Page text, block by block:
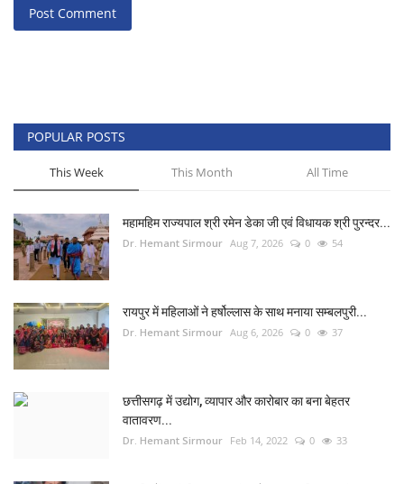
Post Comment
POPULAR POSTS
This Week This Month All Time
महामहिम राज्यपाल श्री रमेन डेका जी एवं विधायक श्री पुरन्दर...
Dr. Hemant Sirmour Aug 7, 2026 0 54
रायपुर में महिलाओं ने हर्षोल्लास के साथ मनाया सम्बलपुरी...
Dr. Hemant Sirmour Aug 6, 2026 0 37
छत्तीसगढ़ में उद्योग, व्यापार और कारोबार का बना बेहतर
वातावरण...
Dr. Hemant Sirmour Feb 14, 2022 0 33